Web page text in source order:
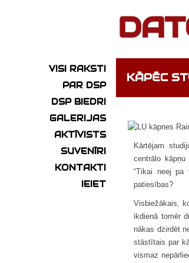
VISI RAKSTI
PAR DSP
DSP BIEDRI
GALERIJAS
AKTĪVISTS
SUVENĪRI
KONTAKTI
IEIET
KĀPĒC
Kārtējam
centrālo
“Tikai neej
patiesības?
Visbiežākais,
ikdienā tomēr
nākas dzirdēt
stāstītais par
vismaz